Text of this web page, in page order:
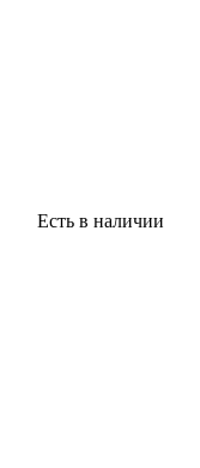
Есть в наличии